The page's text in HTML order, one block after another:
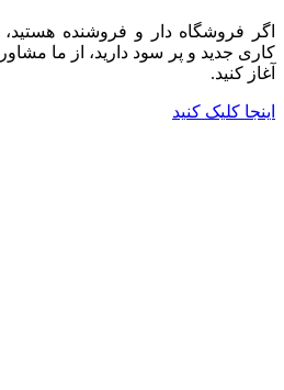
اگر فروشگاه دار و فروشنده
کاری جدید و پر سود دارید، از ما
آغاز کنید.
اینجا کلیک کنید